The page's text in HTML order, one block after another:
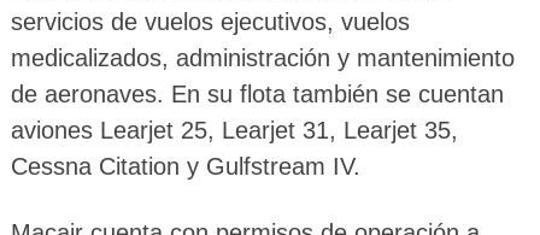
servicios de vuelos ejecutivos, vuelos
medicalizados, administración y mantenimiento
de aeronaves. En su flota también se cuentan
aviones Learjet 25, Learjet 31, Learjet 35,
Cessna Citation y Gulfstream IV.